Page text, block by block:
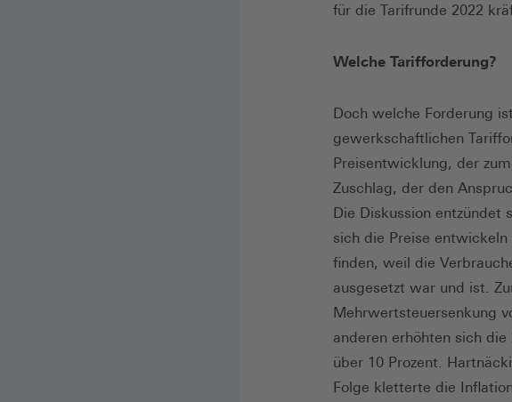
für die Tarifrunde 2022
Welche Tarifforderung?
Doch welche Forderung
gewerkschaftlichen
Preisentwicklung, der
Zuschlag, der den
Die Diskussion entzündet
sich die Preise
finden, weil die
ausgesetzt war und ist.
Mehrwertsteuersenkung
anderen erhöhten sich
über 10 Prozent.
Folge kletterte die